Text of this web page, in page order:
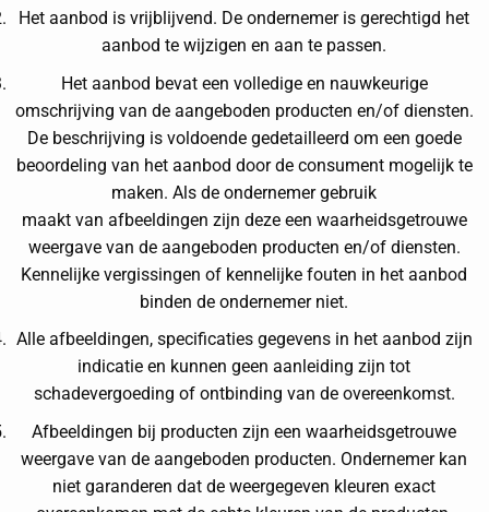
Het aanbod is vrijblijvend. De ondernemer is gerechtigd het
aanbod te wijzigen en aan te passen.
Het aanbod bevat een volledige en nauwkeurige
omschrijving van de aangeboden producten en/of diensten.
De beschrijving is voldoende gedetailleerd om een goede
beoordeling van het aanbod door de consument mogelijk te
maken. Als de ondernemer gebruik
maakt van afbeeldingen zijn deze een waarheidsgetrouwe
weergave van de aangeboden producten en/of diensten.
Kennelijke vergissingen of kennelijke fouten in het aanbod
binden de ondernemer niet.
Alle afbeeldingen, specificaties gegevens in het aanbod zijn
indicatie en kunnen geen aanleiding zijn tot
schadevergoeding of ontbinding van de overeenkomst.
Afbeeldingen bij producten zijn een waarheidsgetrouwe
weergave van de aangeboden producten. Ondernemer kan
niet garanderen dat de weergegeven kleuren exact